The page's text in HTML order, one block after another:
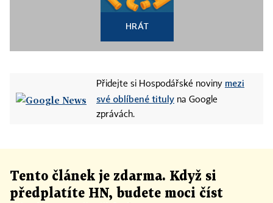
HRÁT
Přidejte si Hospodářské noviny mezi
své oblíbené tituly na Google
zprávách.
Tento článek je zdarma. Když si
předplatíte HN, budete moci číst